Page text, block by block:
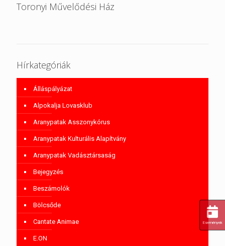
Toronyi Művelődési Ház
Hírkategóriák
Álláspályázat
Alpokalja Lovasklub
Aranypatak Asszonykórus
Aranypatak Kulturális Alapítvány
Aranypatak Vadásztársaság
Bejegyzés
Beszámolók
Bölcsőde
Cantate Animae
E.ON
Események